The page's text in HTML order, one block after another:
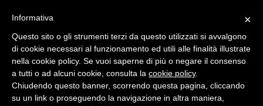
INDICE VERSIONI
MODIFICHE
×
Informativa
Questo sito o gli strumenti terzi da questo utilizzati si avvalgono
di cookie necessari al funzionamento ed utili alle finalità illustrate
nella cookie policy. Se vuoi saperne di più o negare il consenso
a tutti o ad alcuni cookie, consulta la cookie policy.
Chiudendo questo banner, scorrendo questa pagina, cliccando
su un link o proseguendo la navigazione in altra maniera,